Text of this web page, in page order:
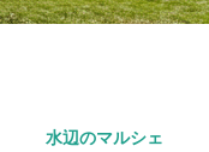
水辺のマルシェ